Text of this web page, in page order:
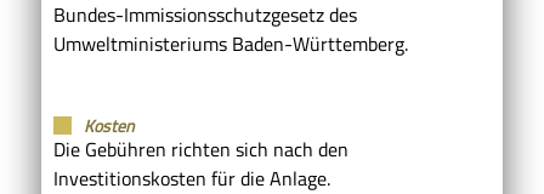
Bundes-Immissionsschutzgesetzdes
Umweltministeriums Baden-Württemberg.
Kosten
Die Gebühren richten sich nach den
Investitionskosten für die Anlage.